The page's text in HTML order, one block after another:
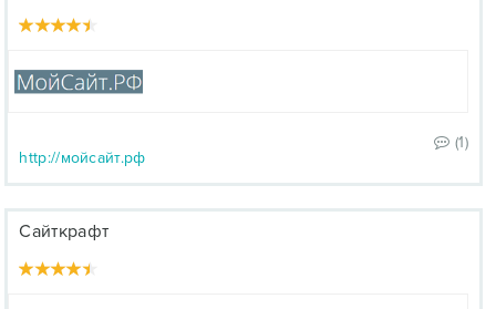
(1)
http://мойсайт.рф
Сайткрафт